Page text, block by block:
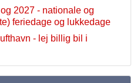
2027 - nationale og
feriedage og lukkedage
- lej billig bil i